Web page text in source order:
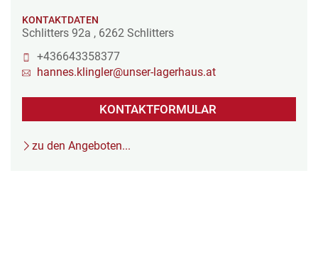
KONTAKTDATEN
Schlitters 92a , 6262 Schlitters
+436643358377
hannes.klingler@unser-lagerhaus.at
KONTAKTFORMULAR
zu den Angeboten...